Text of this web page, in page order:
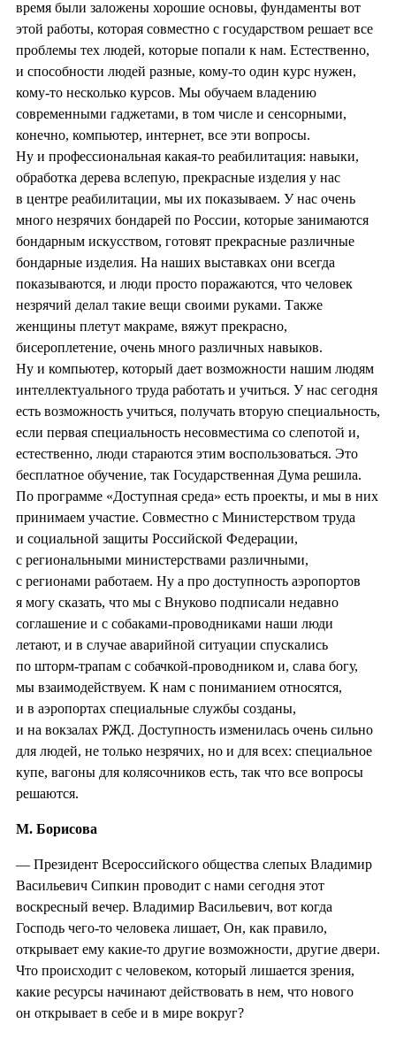
время были заложены хорошие основы, фундаменты вот
этой работы, которая совместно с государством решает все
проблемы тех людей, которые попали к нам. Естественно,
и способности людей разные, кому-то один курс нужен,
кому-то несколько курсов. Мы обучаем владению
современными гаджетами, в том числе и сенсорными,
конечно, компьютер, интернет, все эти вопросы.
Ну и профессиональная какая-то реабилитация: навыки,
обработка дерева вслепую, прекрасные изделия у нас
в центре реабилитации, мы их показываем. У нас очень
много незрячих бондарей по России, которые занимаются
бондарным искусством, готовят прекрасные различные
бондарные изделия. На наших выставках они всегда
показываются, и люди просто поражаются, что человек
незрячий делал такие вещи своими руками. Также
женщины плетут макраме, вяжут прекрасно,
бисероплетение, очень много различных навыков.
Ну и компьютер, который дает возможности нашим людям
интеллектуального труда работать и учиться. У нас сегодня
есть возможность учиться, получать вторую специальность,
если первая специальность несовместима со слепотой и,
естественно, люди стараются этим воспользоваться. Это
бесплатное обучение, так Государственная Дума решила.
По программе «Доступная среда» есть проекты, и мы в них
принимаем участие. Совместно с Министерством труда
и социальной защиты Российской Федерации,
с региональными министерствами различными,
с регионами работаем. Ну а про доступность аэропортов
я могу сказать, что мы с Внуково подписали недавно
соглашение и с собаками-проводниками наши люди
летают, и в случае аварийной ситуации спускались
по шторм-трапам с собачкой-проводником и, слава богу,
мы взаимодействуем. К нам с пониманием относятся,
и в аэропортах специальные службы созданы,
и на вокзалах РЖД. Доступность изменилась очень сильно
для людей, не только незрячих, но и для всех: специальное
купе, вагоны для колясочников есть, так что все вопросы
решаются.
М. Борисова
— Президент Всероссийского общества слепых Владимир
Васильевич Сипкин проводит с нами сегодня этот
воскресный вечер. Владимир Васильевич, вот когда
Господь чего-то человека лишает, Он, как правило,
открывает ему какие-то другие возможности, другие двери.
Что происходит с человеком, который лишается зрения,
какие ресурсы начинают действовать в нем, что нового
он открывает в себе и в мире вокруг?